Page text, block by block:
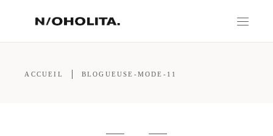
ACCUEIL BLOGUEUSE-MODE-11